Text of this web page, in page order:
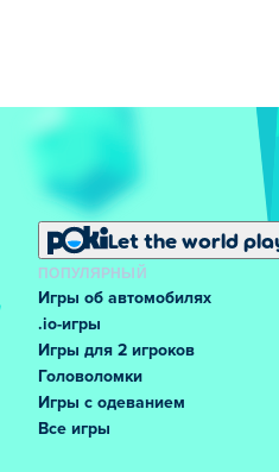
Let the world
ПОПУЛЯРНЫЙ
Игры об автомобилях
.io-игры
Игры для 2 игроков
Головоломки
Игры с одеванием
Все игры